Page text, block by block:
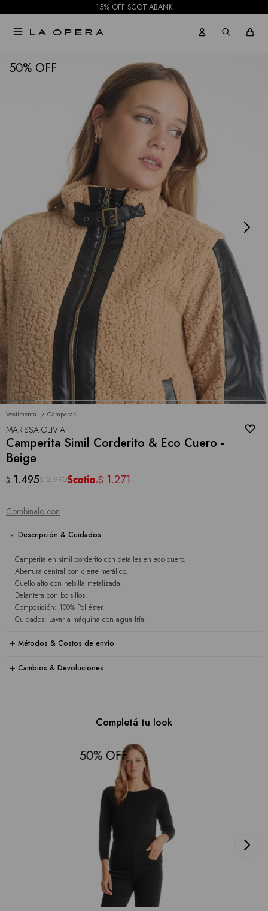
15% OFF SCOTIABANK

50
Vestimenta Camperas
MARISSA OLIVIA
Camperita Simil Corderito & Eco Cuero -
Beige
$ 1.495$ 2.990 $ 1.271
Combinalo con
Descripción & Cuidados
Camperita en símil corderito con detalles en eco cuero.
Abertura central con cierre metálico.
Cuello alto con hebilla metalizada.
Delantera con bolsillos.
Composición: 100% Poliéster.
Cuidados: Lavar a máquina con agua fría.
Métodos & Costos de envío
Cambios & Devoluciones
Completá tu look
50
NOTIFICARME